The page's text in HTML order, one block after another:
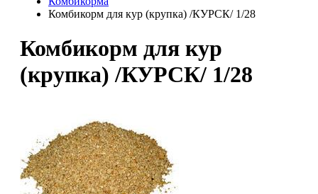
Комбикорм для кур (крупка) /КУРСК/ 1/28
Комбикорм для кур
(крупка) /КУРСК/ 1/28